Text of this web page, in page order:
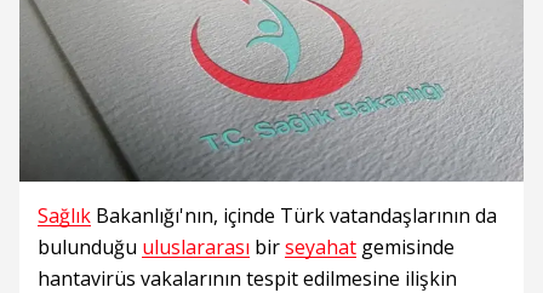
Sağlık Bakanlığı'nın, içinde Türk vatandaşlarının da
bulunduğu uluslararası birseyahat gemisinde
hantavirüs vakalarının tespit edilmesine ilişkin